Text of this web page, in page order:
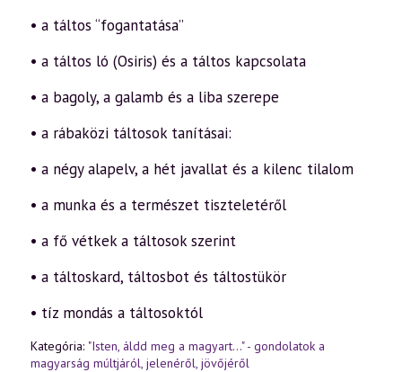
• a táltos “fogantatása”
• a táltos ló (Osiris) és a táltos kapcsolata
• a bagoly, a galamb és a liba szerepe
• a rábaközi táltosok tanításai:
• a négy alapelv, a hét javallat és a kilenc tilalom
• a munka és a természet tiszteletéről
• a fő vétkek a táltosok szerint
• a táltoskard, táltosbot és táltostükör
• tíz mondás a táltosoktól
Kategória: "Isten, áldd meg a magyart..." - gondolatok a
magyarság múltjáról, jelenéről, jövőjéről